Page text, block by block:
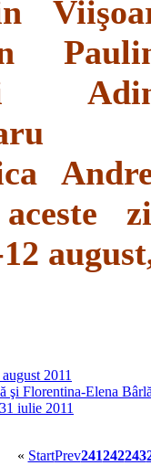
2011
şi Florentina-Elena
iulie 2011
« StartPrev241242243